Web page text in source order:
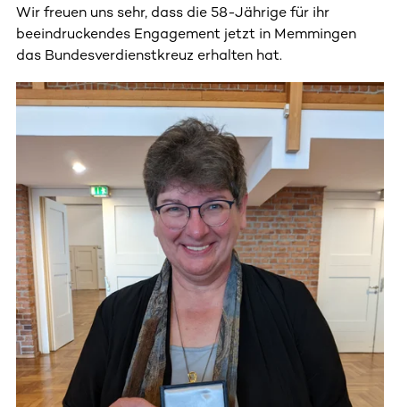
Wir freuen uns sehr, dass die 58-Jährige für ihr
beeindruckendes Engagement jetzt in Memmingen
das Bundesverdienstkreuz erhalten hat.